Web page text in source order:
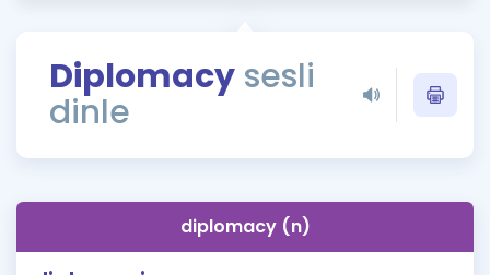
Rehberlik Aracı
ÖSYM Sınav Takvimi
Diplomacy sesli
dinle
diplomacy (n)